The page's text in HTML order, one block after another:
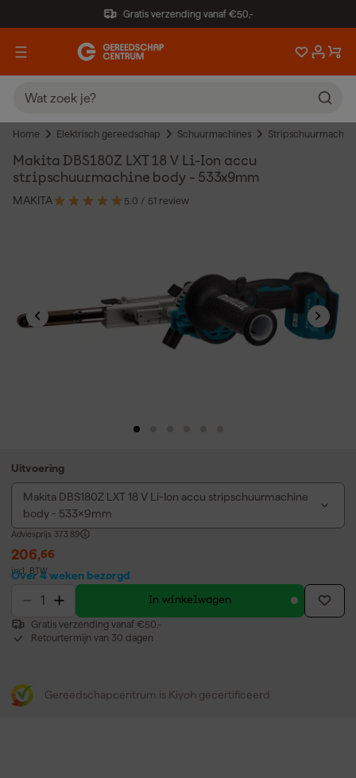
Gratis verzending vanaf €50,-
Home Elektrisch gereedschap Schuurmachines
Makita DBS180Z LXT 18 V Li-Ion accu
stripschuurmachine body - 533x9mm
MAKITA 5.0 / 51 review
Uitvoering
Makita DBS180Z LXT 18 V Li-Ion accu stripschuurmachine
body - 533x9mm
Adviesprijs 373,89
206,66
incl. BTW
Over 4 weken bezorgd
In winkelwagen
Gratis verzending vanaf €50,-
Retourtermijn van 30 dagen
Gereedschapcentrum is Kiyoh gecertificeerd